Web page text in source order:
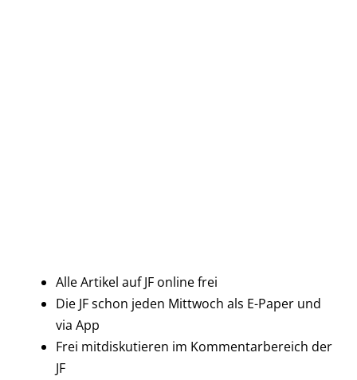
Alle Artikel auf JF online frei
Die JF schon jeden Mittwoch als E-Paper und
via App
Frei mitdiskutieren im Kommentarbereich der
JF